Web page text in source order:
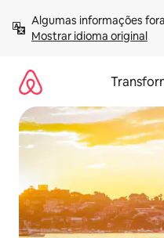
para
Mostrar idioma original